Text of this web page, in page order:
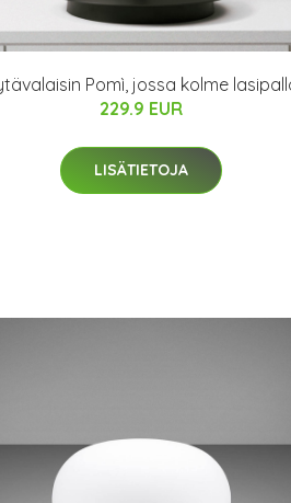
Pomì, jossa kolme
229.9 EUR
LISÄTIETOJA